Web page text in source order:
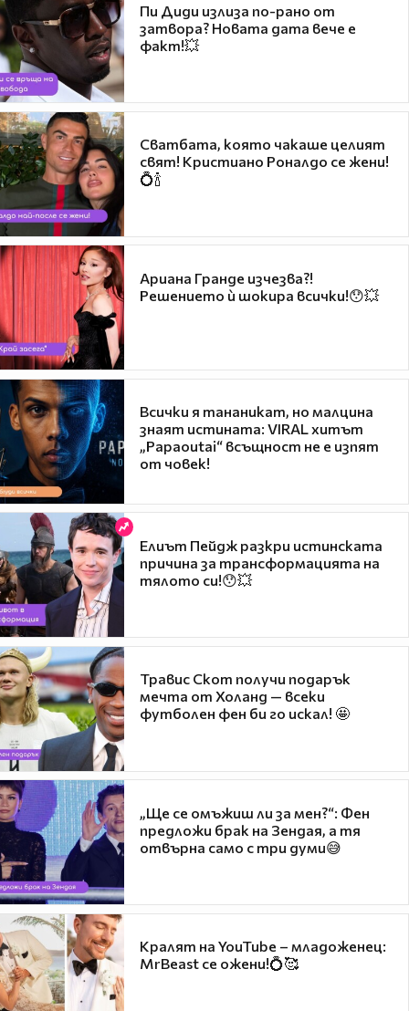
Пи Диди излиза по-рано от
затвора? Новата дата вече е
факт!💥
Сватбата, която чакаше целият
свят! Кристиано Роналдо се жени!
💍🍾
Ариана Гранде изчезва?!
Решението ѝ шокира всички!😯💥
Всички я тананикат, но малцина
знаят истината: VIRAL хитът
„Papaoutai“ всъщност не е изпят
от човек!
Елиът Пейдж разкри истинската
причина за трансформацията на
тялото си!😯💥
Травис Скот получи подарък
мечта от Холанд — всеки
футболен фен би го искал! 🤩
„Ще се омъжиш ли за мен?“: Фен
предложи брак на Зендая, а тя
отвърна само с три думи😅
Кралят на YouTube – младоженец:
MrBeast се ожени!💍🥰